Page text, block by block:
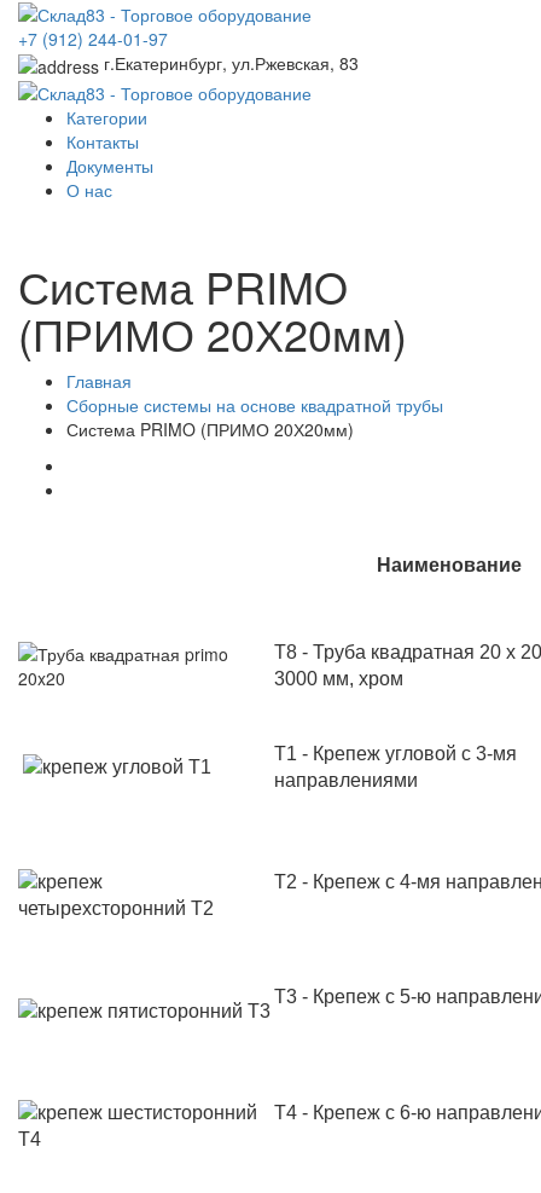
+7 (912) 244-01-97
г.Екатеринбург, ул.Ржевская, 83
Категории
Контакты
Документы
О нас
Система PRIMO
(ПРИМО 20Х20мм)
Главная
Сборные системы на основе квадратной трубы
Система PRIMO (ПРИМО 20Х20мм)
Наименование
Т8 - Труба квадратная 20 х
3000 мм, хром
Т1 - Крепеж угловой с 3-мя
направлениями
Т2 - Крепеж с 4-мя
Т3 - Крепеж с 5-ю
Т4 - Крепеж с 6-ю